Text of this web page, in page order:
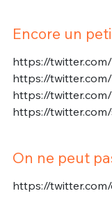
Encore un
https://
https://
https://
https://
On ne peut
https://